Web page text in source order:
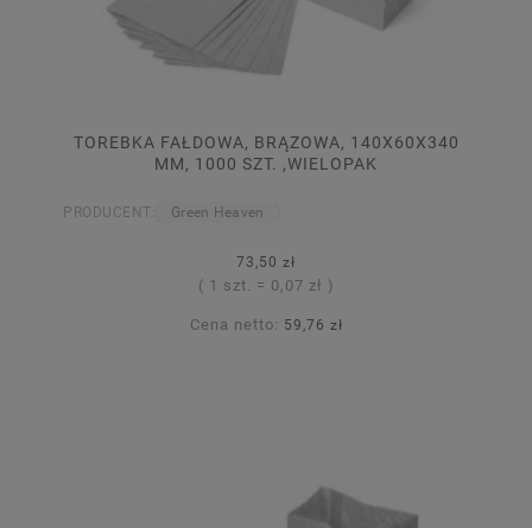
TOREBKA FAŁDOWA, BRĄZOWA, 140X60X340
MM, 1000 SZT. ,WIELOPAK
PRODUCENT: Green Heaven
73,50 zł
( 1 szt. = 0,07 zł )
Cena netto: 59,76 zł